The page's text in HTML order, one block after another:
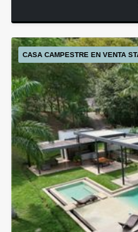
CASA CAMPESTRE EN VENTA